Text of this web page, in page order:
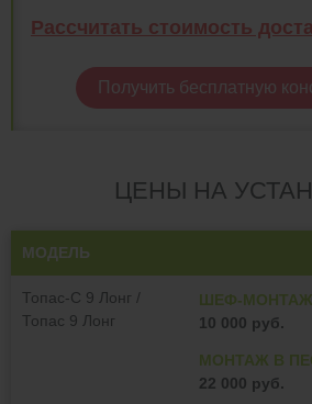
Рассчитать стоимость
Получить бесплатную
ЦЕНЫ НА
МОДЕЛЬ
Топас-С 9 Лонг /
Топас 9 Лонг
ШЕФ-МОНТАЖ
10 000 руб.
МОНТАЖ В
22 000 руб.